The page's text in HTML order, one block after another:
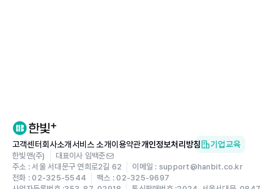
고객센터회사소개서비스 소개이용약관개인정보처리방침 기업교육
한빛앤(주)
대표이사 임백준
주소 : 서울 서대문구 연희로2길 62
이메일 : support@hanbit.co.kr
전화 : 02-325-5544
팩스 : 02-325-9697